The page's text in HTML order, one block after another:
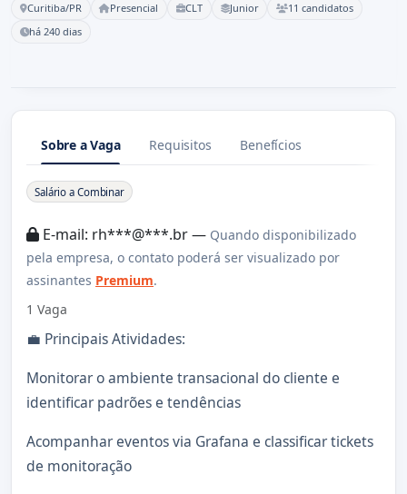
Curitiba/PR Presencial CLT Junior
11 candidatos
há 240 dias
Sobre a Vaga Requisitos Benefícios
Sobre a Vaga
Salário a Combinar
E-mail: rh***@***.br — Quando disponibilizado
pela empresa, o contato poderá ser visualizado por
assinantes Premium.
1 Vaga
💼 Principais Atividades:
Monitorar o ambiente transacional do cliente e
identificar padrões e tendências
Acompanhar eventos via Grafana e classificar tickets
de monitoração